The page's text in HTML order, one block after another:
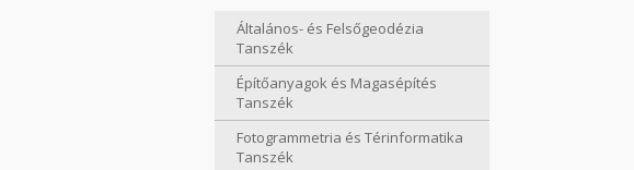
Általános- és Felsőgeodézia
Tanszék
Építőanyagok és Magasépítés
Tanszék
Fotogrammetria és Térinformatika
Tanszék